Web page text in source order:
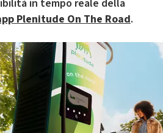
in tempo reale della
Plenitude On The Road.